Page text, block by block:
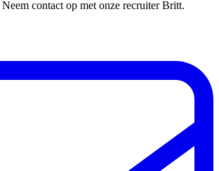
contact op met onze recruiter Britt.